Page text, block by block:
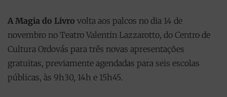
A Magia do Livro volta aos palcos no dia 14 de
novembro no Teatro Valentin Lazzarotto, do Centro de
Cultura Ordovás para três novas apresentações
gratuitas, previamente agendadas para seis escolas
públicas, às 9h30, 14h e 15h45.